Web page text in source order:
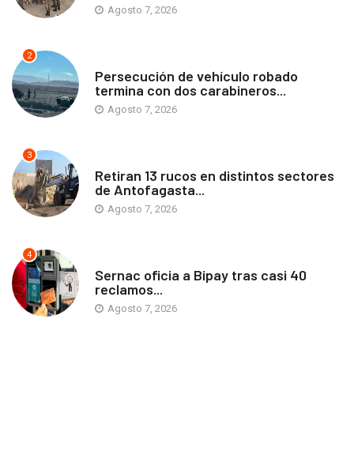
Agosto 7, 2026
2
Persecución de vehículo robado
termina con dos carabineros...
Agosto 7, 2026
3
Retiran 13 rucos en distintos sectores
de Antofagasta...
Agosto 7, 2026
4
Sernac oficia a Bipay tras casi 40
reclamos...
Agosto 7, 2026